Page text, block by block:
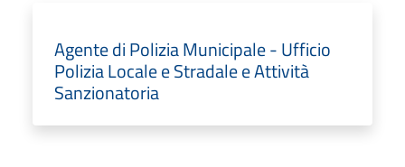
Agente di Polizia Municipale - Ufficio
Polizia Locale e Stradale e Attività
Sanzionatoria